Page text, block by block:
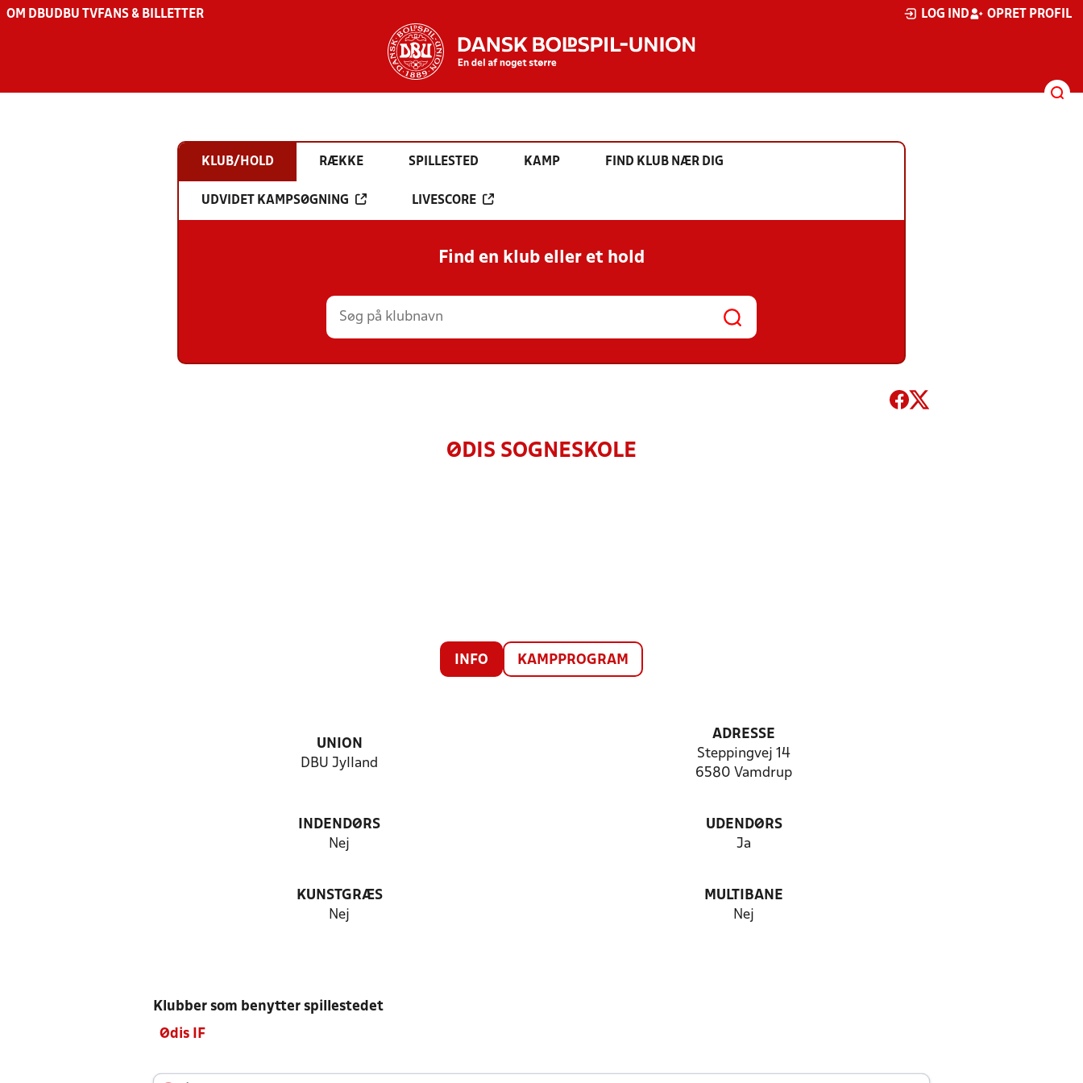
OM DBU DBU TV FANS & BILLETTER LOG IND OPRET PROFIL
KLUB/HOLD RÆKKE SPILLESTED KAMP FIND KLUB NÆR DIG
UDVIDET KAMPSØGNING LIVESCORE
Find en klub eller et hold
ØDIS SOGNESKOLE
INFO KAMPPROGRAM
UNION
DBU Jylland
ADRESSE
Steppingvej 14
6580 Vamdrup
INDENDØRS
Nej
UDENDØRS
Ja
KUNSTGRÆS
Nej
MULTIBANE
Nej
Klubber som benytter spillestedet
Ødis IF